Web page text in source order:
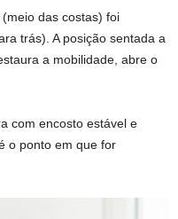
das costas) foi
trás). A posição sentada a
a mobilidade, abre o
com encosto estável e
o ponto em que for